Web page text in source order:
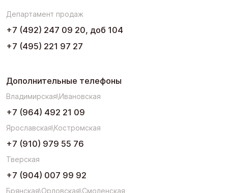
Департамент продаж
+7 (492) 247 09 20, доб 104
+7 (495) 221 97 27
Дополнительные телефоны
Владимирская\Ивановская
+7 (964) 492 21 09
Ярославская\Костромская
+7 (910) 979 55 76
Тверская
+7 (904) 007 99 92
Брянская\Орловская\Смоленская